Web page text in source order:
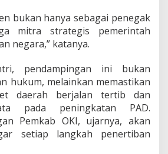
bukan hanya sebagai penegak
mitra strategis pemerintah
negara,” katanya.
pendampingan ini bukan
hukum, melainkan memastikan
daerah berjalan tertib dan
pada peningkatan PAD.
Pemkab OKI, ujarnya, akan
setiap langkah penertiban